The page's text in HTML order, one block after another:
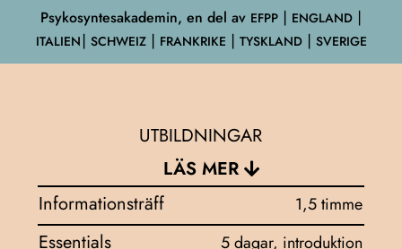
Psykosyntesakademin, en del av EFPP⎮ ENGLAND ⎮
ITALIEN⎮ SCHWEIZ ⎮ FRANKRIKE ⎮ TYSKLAND ⎮ SVERIGE
UTBILDNINGAR
LÄS MER
Informationsträff
1,5 timme
Essentials 5 dagar, introduktion